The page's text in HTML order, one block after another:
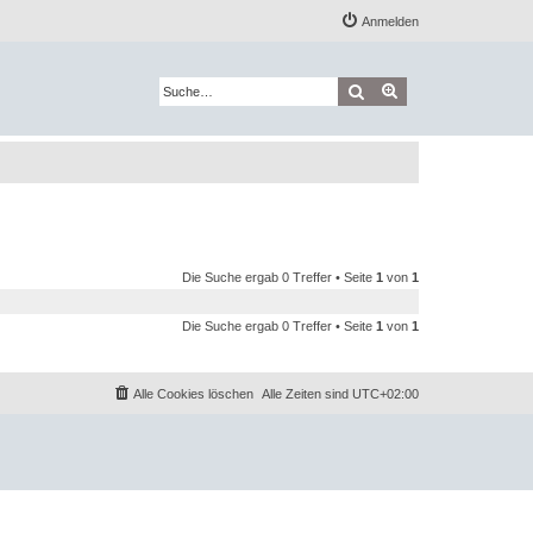
Anmelden
Suche
Die Suche ergab 0 Treffer • Seite 1 von 1
Die Suche ergab 0 Treffer • Seite 1 von 1
Alle Zeiten sind UTC+02:00
Alle Cookies löschen